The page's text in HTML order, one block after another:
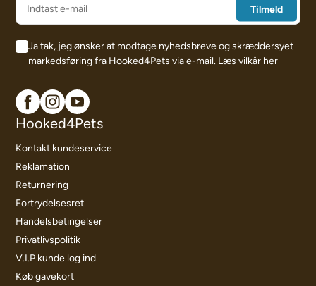
Ja tak, jeg ønsker at modtage nyhedsbreve og skræddersyet
markedsføring fra Hooked4Pets via e-mail. Læs vilkår her
Hooked4Pets
Kontakt kundeservice
Reklamation
Returnering
Fortrydelsesret
Handelsbetingelser
Privatlivspolitik
V.I.P kunde log ind
Køb gavekort